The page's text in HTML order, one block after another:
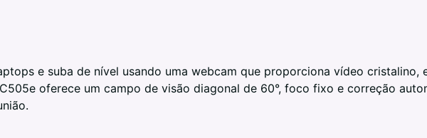
e suba de nível usando uma webcam que proporciona vídeo
oferece um campo de visão diagonal de 60°, foco fixo e correção